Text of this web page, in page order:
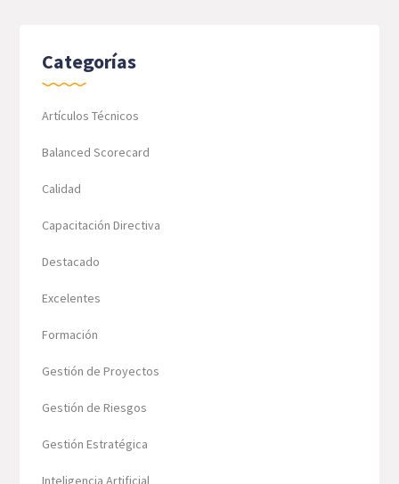
Categorías
Artículos Técnicos
Balanced Scorecard
Calidad
Capacitación Directiva
Destacado
Excelentes
Formación
Gestión de Proyectos
Gestión de Riesgos
Gestión Estratégica